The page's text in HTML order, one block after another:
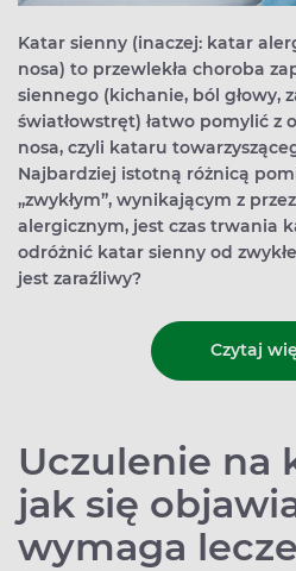
Katar sienny (inaczej: katar
nosa) to przewlekła choroba
siennego (kichanie, ból głowy,
światłowstręt) łatwo pomylić z
nosa, czyli kataru
Najbardziej istotną różnicą
„zwykłym”, wynikającym z
alergicznym, jest czas trwania
odróżnić katar sienny od
jest zaraźliwy?
Czytaj
Uczulenie na
jak się
wymaga